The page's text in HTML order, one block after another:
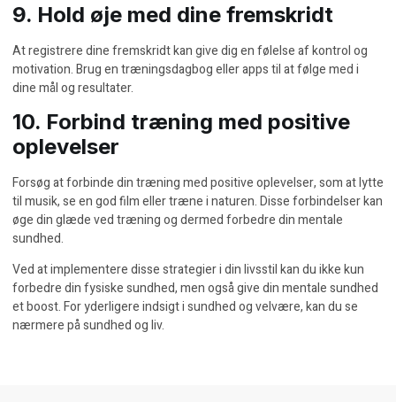
9. Hold øje med dine fremskridt
At registrere dine fremskridt kan give dig en følelse af kontrol og
motivation. Brug en træningsdagbog eller apps til at følge med i
dine mål og resultater.
10. Forbind træning med positive
oplevelser
Forsøg at forbinde din træning med positive oplevelser, som at lytte
til musik, se en god film eller træne i naturen. Disse forbindelser kan
øge din glæde ved træning og dermed forbedre din mentale
sundhed.
Ved at implementere disse strategier i din livsstil kan du ikke kun
forbedre din fysiske sundhed, men også give din mentale sundhed
et boost. For yderligere indsigt i sundhed og velvære, kan du se
nærmere påsundhed og liv.